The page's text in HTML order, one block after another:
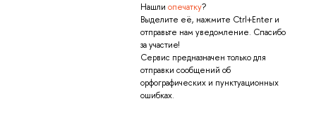
Нашли опечатку?
Выделите её, нажмите Ctrl+Enter и
отправьте нам уведомление. Спасибо
за участие!
Сервис предназначен только для
отправки сообщений об
орфографических и пунктуационных
ошибках.